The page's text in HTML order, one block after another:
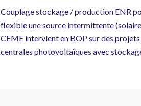
Couplage stockage / production ENR
flexible une source intermittente
CEME intervient en BOP sur des
centrales photovoltaïques avec